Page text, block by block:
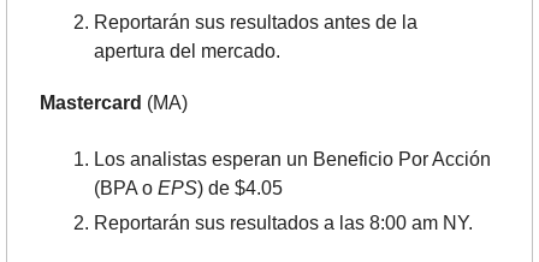
Reportarán sus resultados antes de la
apertura del mercado.
Mastercard (MA)
Los analistas esperan un Beneficio Por Acción
(BPA o EPS) de $4.05
Reportarán sus resultados a las 8:00 am NY.